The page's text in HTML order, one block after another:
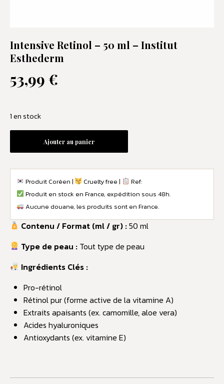
Intensive Retinol – 50 ml – Institut
Esthederm
53,99 €
1 en stock
Ajouter au panier
Produit Coréen | Cruelty free |
Ref:
Produit en stock en France, expédition sous 48h.
Aucune douane, les produits sont en France.
Contenu / Format (ml / gr) :50 ml
Type de peau : Tout type de peau
Ingrédients Clés :
Pro-rétinol
Rétinol pur (forme active de la vitamine A)
Extraits apaisants (ex. camomille, aloe vera)
Acides hyaluroniques
Antioxydants (ex. vitamine E)